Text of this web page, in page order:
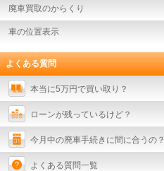
廃車買取のからくり
車の位置表示
よくある質問
本当に5万円で買い取り？
ローンが残っているけど？
今月中の廃車手続きに間に合うの？
よくある質問一覧